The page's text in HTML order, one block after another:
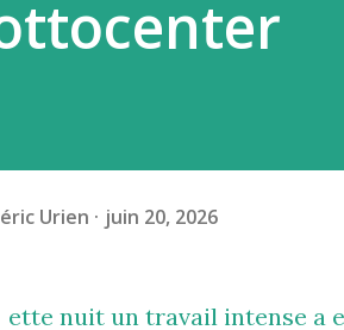
Urien juin 20, 2026
ette nuit un travail intense a